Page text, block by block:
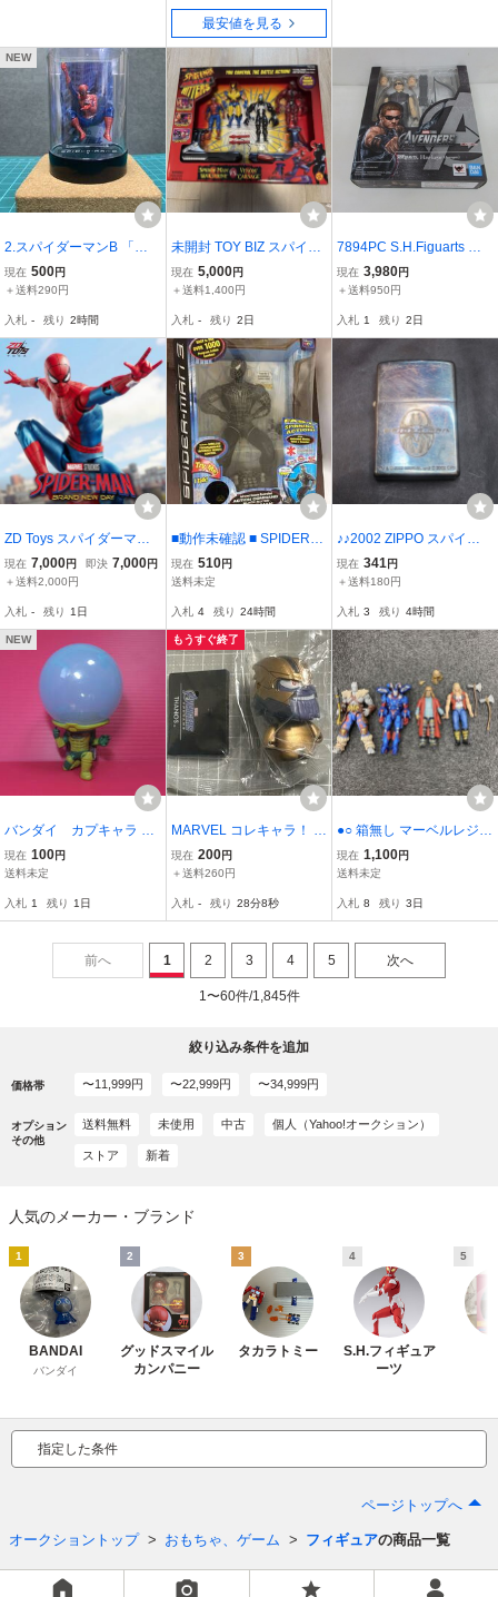
最安値を見る
NEW
2.スパイダーマンB 「ス
パイダーマン2 ミニロー
ルケーキ」食玩 ブルボン
現在 500円
＋送料290円
入札 - 残り 2時間
未開封 TOY BIZ スパイダ
ーマン Heavy Hitters 4体
セット フィギュア トイビ
ル ウルヴァリン ヴェノム
レトロ Toy
現在 5,000円
＋送料1,400円
入札 - 残り 2日
7894PC S.H.Figuarts マ
ーベル アベンジャーズ ホ
ークアイ フィギュア◆SH
AVENGERS Hawkeye バ
現在 3,980円
＋送料950円
入札 1 残り 2日
ZD Toys スパイダーマン
ブランドニューデイ 1/10
可動フィギュア 海外限
VEL
現在 7,000円 即決 7,000円
＋送料2,000円
入札 - 残り 1日
■動作未確認 ■ SPIDER-M
AN 3 スパイダーマン AC
TION COMMAND BLACK
ル MARVEL 映画
現在 510円
送料未定
入札 4 残り 24時間
♪♪2002 ZIPPO スパイダ
ーマン Spider-Man マー
ベル Marvel オイルライタ
現在 341円
＋送料180円
入札 3 残り 4時間
NEW
バンダイ カプキャラ M
ARVEL02 スパイダーマ
ン ミステリオ (足元の
ィギュア 中古
現在 100円
送料未定
入札 1 残り 1日
もうすぐ終了
MARVEL コレキャラ！ ア
ベンジャーズ03 サノス ガ
チャガチャ
現在 200円
＋送料260円
入札 - 残り 28分7秒
●○ 箱無し マーベルレジェ
ンド フィギュア まとめ売
り ●○
現在 1,100円
送料未定
入札 8 残り 3日
前へ 1 2 3 4 5 次へ
1〜60件/1,845件
絞り込み条件を追加
価格帯 〜11,999円 〜22,999円 〜34,999円
オプション
その他
送料無料 未使用 中古 個人（Yahoo!オークション）
ストア 新着
人気のメーカー・ブランド
1
BANDAI
バンダイ
2
グッドスマイル
カンパニー
3
タカラトミー
4
S.H.フィギュア
ーツ
5
指定した条件
ページトップへ
オークショントップ おもちゃ、ゲーム フィギュアの商品一覧